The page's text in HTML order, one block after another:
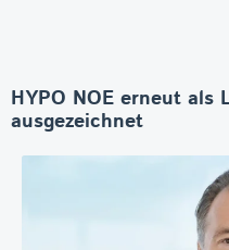
HYPO NOE erneut als
ausgezeichnet